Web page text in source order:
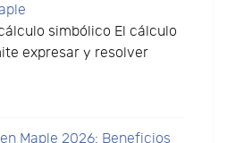
simbólico El cálculo
expresar y resolver
Maple 2026: Beneficios